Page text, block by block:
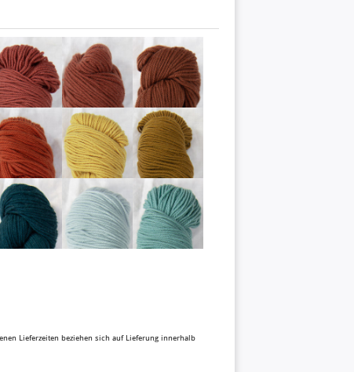
Lieferzeiten beziehen sich auf Lieferung innerhalb